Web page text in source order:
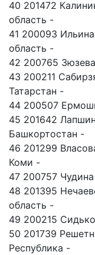
40 201472
область -
41 200093
область -
42 200765
43 200211
Татарстан -
44 200507
45 201642
Башкортостан -
46 201299
Коми -
47 200757
48 201395
область -
49 200215
50 201739
Республика -